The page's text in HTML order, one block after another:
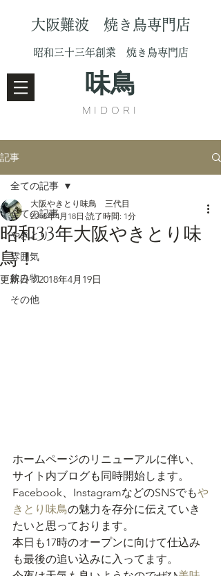
大阪難波 焼き鳥専門店
昭和三十三年創業 焼き鳥専門店
味鳥
MIDORI
記事
全ての記事
やきとり
雰囲気
飲み物
その他
全ての記事
昭和33年大阪やきとり味
鳥！
大阪やきとり味鳥 三代目
2018年4月18日 読了時間: 1分
更新日：2018年4月19日
ホームページのリニューアルに伴い、
サイト内ブログも同時開始します。
Facebook、InstagramなどのSNSでもや
きとり味鳥の魅力を存分に伝えていき
たいと思っております。
本日も17時のオープンに向けて仕込み
も最後の追い込みに入ってます。